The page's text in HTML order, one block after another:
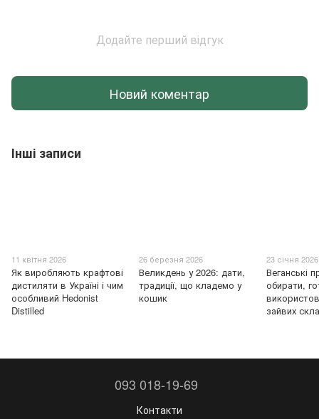
Додайте перший відгук
Новий коментар
Інші записи
11 квітня 2026
Як виробляють крафтові
дистиляти в Україні і чим
особливий Hedonist
Distilled
26 березня 2026
Великдень у 2026: дати,
традиції, що кладемо у
кошик
23 січня 2026
Веганські
обирати,
зайвих
093 018-19-69
Контакти